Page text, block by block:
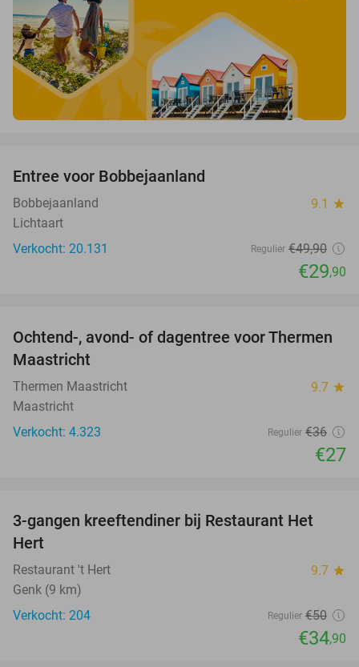
Entree voor Bobbejaanland
Bobbejaanland 9.1 star
Lichtaart
Verkocht: 20.131
Regulier €49,90
€29,90
25%
Ochtend-, avond- of dagentree voor Thermen
Maastricht
Thermen Maastricht 9.7 star
Maastricht
Verkocht: 4.323
Regulier €36
€27
30%
3-gangen kreeftendiner bij Restaurant Het
Hert
Restaurant 't Hert 9.7 star
Genk (9 km)
Verkocht: 204
Regulier €50
€34,90